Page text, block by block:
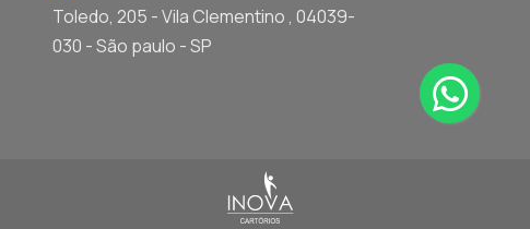
Toledo, 205 - Vila Clementino , 04039-
030 - São paulo - SP